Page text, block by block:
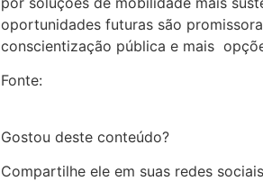
oportunidades futuras são
conscientização pública e mais
Fonte:
Gostou deste conteúdo?
Compartilhe ele em suas redes